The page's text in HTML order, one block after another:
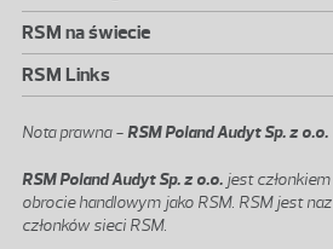
RSM na świecie
RSM Links
Nota prawna -RSM Poland Audyt Sp. z o.o.
RSM Poland Audyt Sp. z o.o. jest
obrocie handlowym jako RSM. RSM jest
członków sieci RSM.